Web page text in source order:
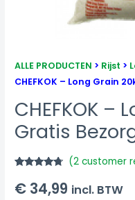
ALLE PRODUCTEN > Rijst >
CHEFKOK – Long Grain
CHEFKOK –
Gratis
out of 5
based on
(2customer
€ 34,99 incl. BTW